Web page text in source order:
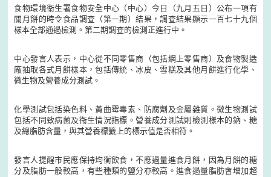
食物環境衞生署食物安全中心（中心）今日（九月五日）公布一項有
關月餅的時令食品調查（第一期）結果，調查結果顯示一百七十九個
樣本全部通過檢測。第二期調查的檢測正進行中。
中心發言人表示，中心從不同零售商（包括網上零售商）及食物製造
廠抽取各式月餅樣本，包括傳統、冰皮、雪糕及其他月餅進行化學、
微生物及營養成分測試。
化學測試包括染色料、黃曲霉毒素、防腐劑及金屬雜質。微生物測試
包括不同致病菌及衞生情況指標。營養成分測試則檢測樣本的鈉、糖
及總脂肪含量，與其營養標籤上的標示值是否相符。
發言人提醒市民應保持均衡飲食，不應過量進食月餅，因為月餅的糖
分及脂肪一般較高，有些種類的鹽分亦較高。進食過量脂肪會增加超